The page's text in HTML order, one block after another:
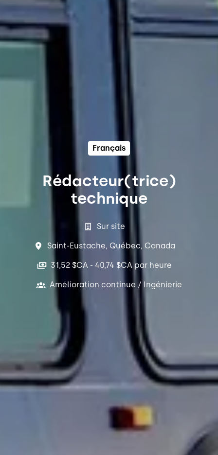
Français
Rédacteur(trice)
technique
Sur site
Saint-Eustache, Québec, Canada
31,52 $CA - 40,74 $CA par heure
Amélioration continue / Ingénierie